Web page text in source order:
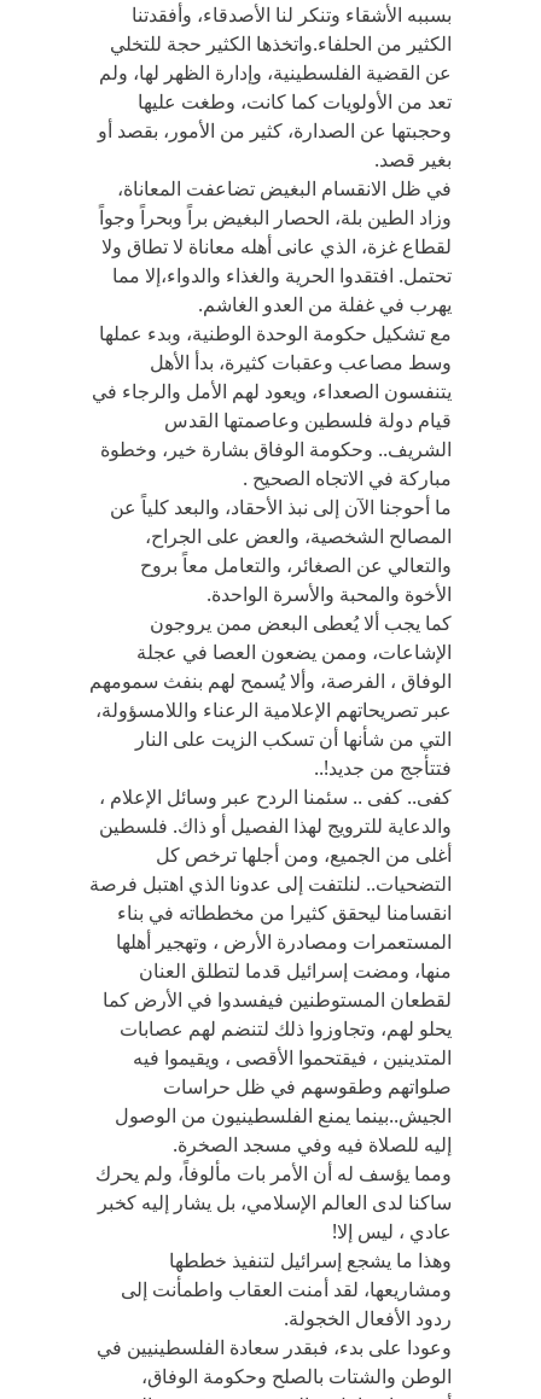
بسببه الأشقاء وتنكر لنا الأصدقاء، وأفقدتنا
الكثير من الحلفاء.واتخذها الكثير حجة للتخلي
عن القضية الفلسطينية، وإدارة الظهر لها، ولم
تعد من الأولويات كما كانت، وطغت عليها
وحجبتها عن الصدارة، كثير من الأمور، بقصد أو
بغير قصد.
في ظل الانقسام البغيض تضاعفت المعاناة،
وزاد الطين بلة، الحصار البغيض براً وبحراً وجواً
لقطاع غزة، الذي عانى أهله معاناة لا تطاق ولا
تحتمل. افتقدوا الحرية والغذاء والدواء،إلا مما
يهرب في غفلة من العدو الغاشم.
مع تشكيل حكومة الوحدة الوطنية، وبدء عملها
وسط مصاعب وعقبات كثيرة، بدأ الأهل
يتنفسون الصعداء، ويعود لهم الأمل والرجاء في
قيام دولة فلسطين وعاصمتها القدس
الشريف.. وحكومة الوفاق بشارة خير، وخطوة
مباركة في الاتجاه الصحيح .
ما أحوجنا الآن إلى نبذ الأحقاد، والبعد كلياً عن
المصالح الشخصية، والعض على الجراح،
والتعالي عن الصغائر، والتعامل معاً بروح
الأخوة والمحبة والأسرة الواحدة.
كما يجب ألا يُعطى البعض ممن يروجون
الإشاعات، وممن يضعون العصا في عجلة
الوفاق ، الفرصة، وألا يُسمح لهم بنفث سمومهم
عبر تصريحاتهم الإعلامية الرعناء واللامسؤولة،
التي من شأنها أن تسكب الزيت على النار
فتتأجج من جديد!..
كفى.. كفى .. سئمنا الردح عبر وسائل الإعلام ،
والدعاية للترويج لهذا الفصيل أو ذاك. فلسطين
أغلى من الجميع، ومن أجلها ترخص كل
التضحيات.. لنلتفت إلى عدونا الذي اهتبل فرصة
انقسامنا ليحقق كثيرا من مخططاته في بناء
المستعمرات ومصادرة الأرض ، وتهجير أهلها
منها، ومضت إسرائيل قدما لتطلق العنان
لقطعان المستوطنين فيفسدوا في الأرض كما
يحلو لهم، وتجاوزوا ذلك لتنضم لهم عصابات
المتدينين ، فيقتحموا الأقصى ، ويقيموا فيه
صلواتهم وطقوسهم في ظل حراسات
الجيش..بينما يمنع الفلسطينيون من الوصول
إليه للصلاة فيه وفي مسجد الصخرة.
ومما يؤسف له أن الأمر بات مألوفاً، ولم يحرك
ساكنا لدى العالم الإسلامي، بل يشار إليه كخبر
عادي ، ليس إلا!
وهذا ما يشجع إسرائيل لتنفيذ خططها
ومشاريعها، لقد أمنت العقاب واطمأنت إلى
ردود الأفعال الخجولة.
وعودا على بدء، فبقدر سعادة الفلسطينيين في
الوطن والشتات بالصلح وحكومة الوفاق،